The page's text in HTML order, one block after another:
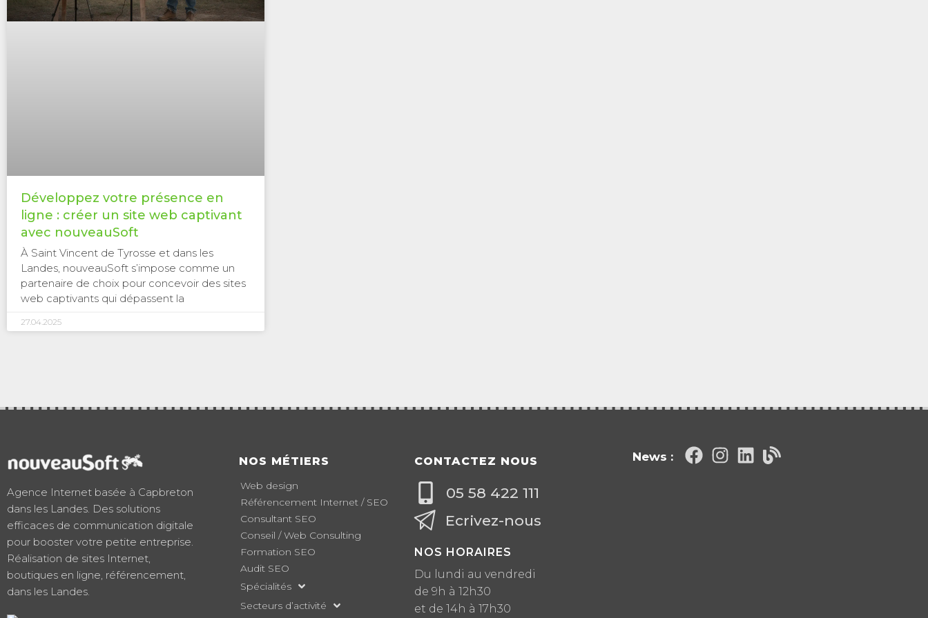
Développez votre présence en
ligne : créer un site web captivant
avec nouveauSoft
À Saint Vincent de Tyrosse et dans les
Landes, nouveauSoft s’impose comme un
partenaire de choix pour concevoir des sites
web captivants qui dépassent la
27.04.2025
Agence Internet basée à Capbreton
dans les Landes. Des solutions
efficaces de communication digitale
pour booster votre petite entreprise.
Réalisation de sites Internet,
boutiques en ligne, référencement,
dans les Landes.
NOS MÉTIERS
Web design
Référencement Internet / SEO
Consultant SEO
Conseil / Web Consulting
Formation SEO
Audit SEO
Spécialités
Secteurs d’activité
CONTACTEZ NOUS
05 58 422 111
Ecrivez-nous
NOS HORAIRES
Du lundi au vendredi
de 9h à 12h30
et de 14h à 17h30
News :